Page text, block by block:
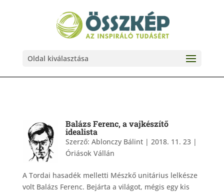
Oldal kiválasztása
Balázs Ferenc, a vajkészítő
idealista
Szerző: Ablonczy Bálint| 2018. 11. 23|
Óriások Vállán
A Tordai hasadék melletti Mészkő unitárius lelkésze
volt Balázs Ferenc. Bejárta a világot, mégis egy kis